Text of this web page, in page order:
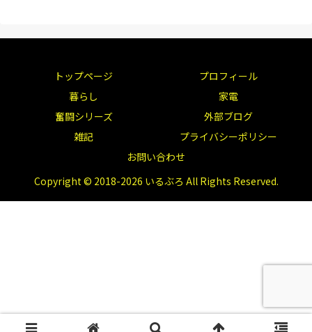
トップページ
プロフィール
暮らし
家電
奮闘シリーズ
外部ブログ
雑記
プライバシーポリシー
お問い合わせ
Copyright © 2018-2026 いるぶろ All Rights Reserved.